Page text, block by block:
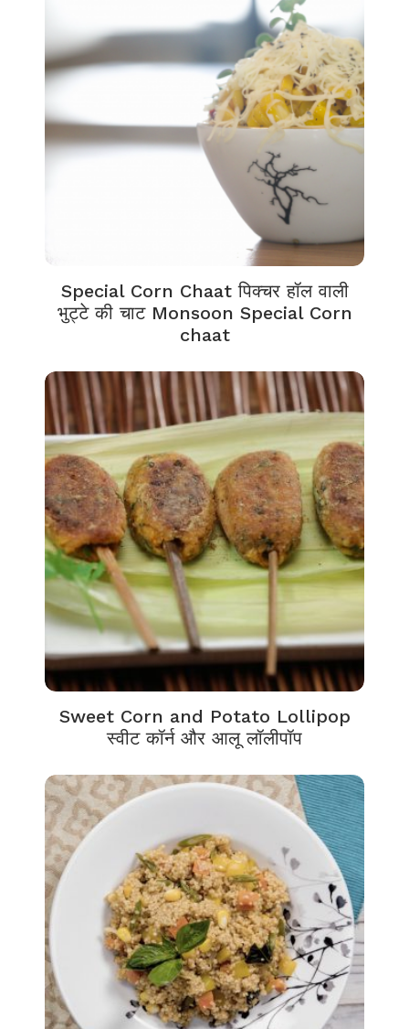
Special Corn Chaat पिक्चर हॉल वाली
भुट्टे की चाट Monsoon Special Corn
chaat
Sweet Corn and Potato Lollipop
स्वीट कॉर्न और आलू लॉलीपॉप